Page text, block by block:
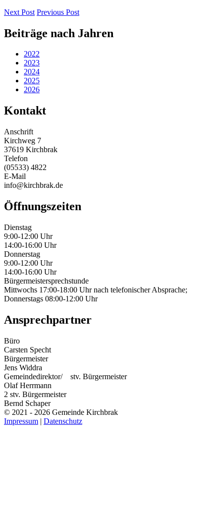
Next Post Previous Post
Beiträge nach Jahren
2022
2023
2024
2025
2026
Kontakt
Anschrift
Kirchweg 7
37619 Kirchbrak
Telefon
(05533) 4822
E-Mail
info@kirchbrak.de
Öffnungszeiten
Dienstag
9:00-12:00 Uhr
14:00-16:00 Uhr
Donnerstag
9:00-12:00 Uhr
14:00-16:00 Uhr
Bürgermeistersprechstunde
Mittwochs 17:00-18:00 Uhr nach telefonischer Absprache;
Donnerstags 08:00-12:00 Uhr
Ansprechpartner
Büro
Carsten Specht
Bürgermeister
Jens Widdra
Gemeindedirektor/ stv. Bürgermeister
Olaf Herrmann
2 stv. Bürgermeister
Bernd Schaper
© 2021 - 2026 Gemeinde Kirchbrak
Impressum | Datenschutz